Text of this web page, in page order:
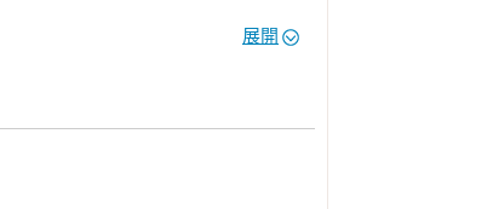
展開